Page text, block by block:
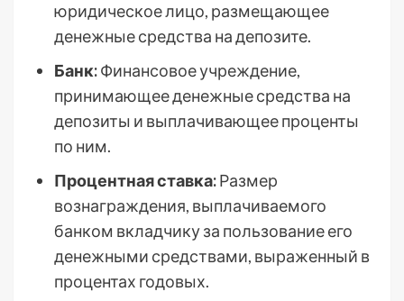
юридическое лицо, размещающее
денежные средства на депозите.
Банк:Финансовое учреждение,
принимающее денежные средства на
депозиты и выплачивающее проценты
по ним.
Процентная ставка:Размер
вознаграждения, выплачиваемого
банком вкладчику за пользование его
денежными средствами, выраженный в
процентах годовых.